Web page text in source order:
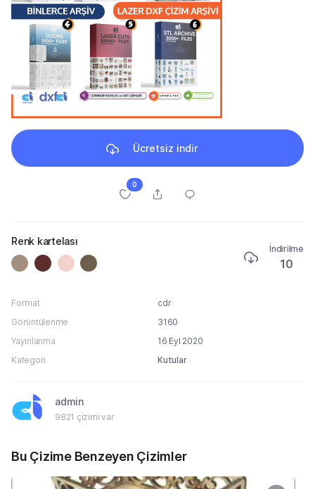
Ücretsiz indir
0
Renk kartelası
İndirilme
10
Format
cdr
Görüntülenme
3160
Yayınlanma
16 Eyl 2020
Kategori
Kutular
admin
9821 çizimi var
Bu Çizime Benzeyen Çizimler